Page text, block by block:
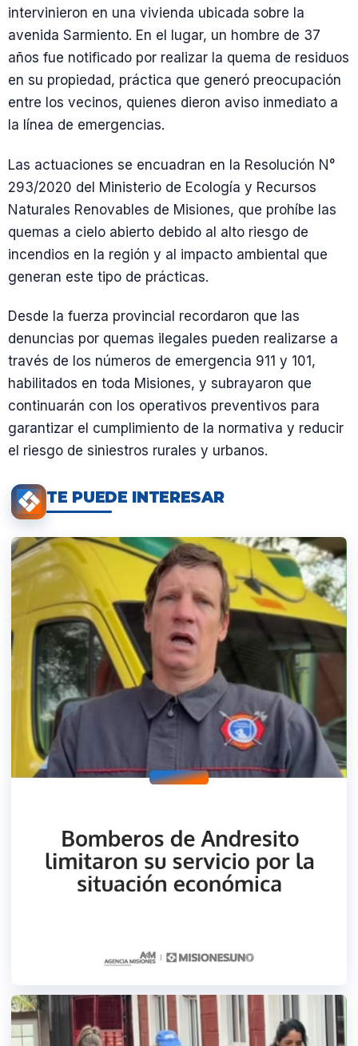
intervinieron en una vivienda ubicada sobre la
avenida Sarmiento. En el lugar, un hombre de 37
años fue notificado por realizar la quema de residuos
en su propiedad, práctica que generó preocupación
entre los vecinos, quienes dieron aviso inmediato a
la línea de emergencias.
Las actuaciones se encuadran en la Resolución N°
293/2020 del Ministerio de Ecología y Recursos
Naturales Renovables de Misiones, que prohíbe las
quemas a cielo abierto debido al alto riesgo de
incendios en la región y al impacto ambiental que
generan este tipo de prácticas.
Desde la fuerza provincial recordaron que las
denuncias por quemas ilegales pueden realizarse a
través de los números de emergencia 911 y 101,
habilitados en toda Misiones, y subrayaron que
continuarán con los operativos preventivos para
garantizar el cumplimiento de la normativa y reducir
el riesgo de siniestros rurales y urbanos.
TE PUEDE INTERESAR